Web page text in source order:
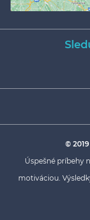
©
Úspešné príbehy
motiváciou.